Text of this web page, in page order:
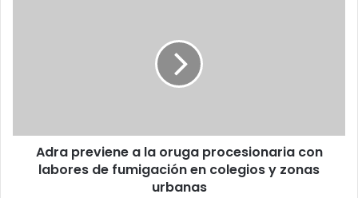
Adra previene a la oruga procesionaria con
labores de fumigación en colegios y zonas
urbanas